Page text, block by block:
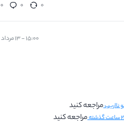
۰ ۰ ۰
۱۵:۰۰ - ۱۳ مرداد
مراجعه کنید
مراجعه کنید